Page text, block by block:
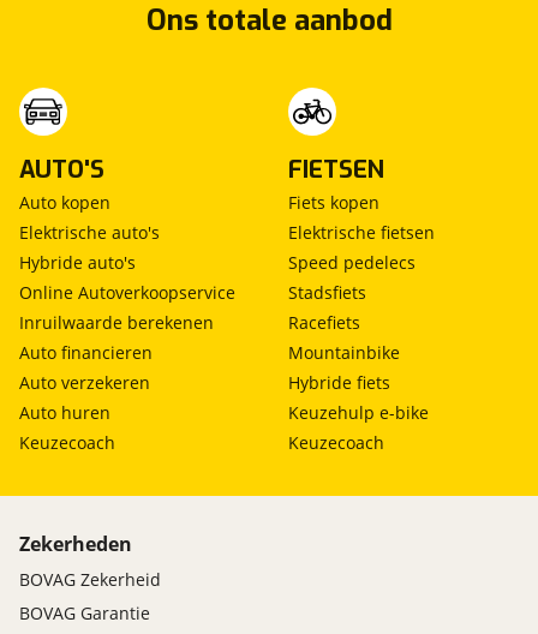
Ons totale aanbod
AUTO'S
Auto kopen
Elektrische auto's
Hybride auto's
Online Autoverkoopservice
Inruilwaarde berekenen
Auto financieren
Auto verzekeren
Auto huren
Keuzecoach
FIETSEN
Fiets kopen
Elektrische fietsen
Speed pedelecs
Stadsfiets
Racefiets
Mountainbike
Hybride fiets
Keuzehulp e-bike
Keuzecoach
Zekerheden
BOVAG Zekerheid
BOVAG Garantie